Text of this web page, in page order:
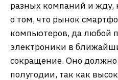
разных компаний и жду,
о том, что рынок
компьютеров, да любой
электроники в
сокращение. Оно должно
полугодии, так как